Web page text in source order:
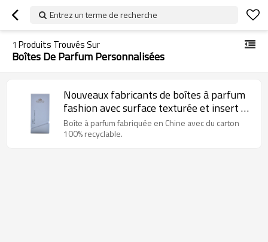
Entrez un terme de recherche
1 Produits Trouvés Sur
Boîtes De Parfum Personnalisées
Nouveaux fabricants de boîtes à parfum
fashion avec surface texturée et insert de
flocage
Boîte à parfum fabriquée en Chine avec du carton
100% recyclable.